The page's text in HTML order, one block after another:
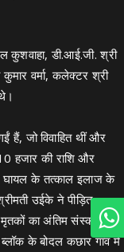
कुशवाहा, डी.आई.जी. श्री
वर्मा, कलेक्टर श्री
हैं, जो विवाहित थीं और
हजार की राशि और
घायल के तत्काल इलाज के
उईके ने पीड़ित
मृतकों का अंतिम संस्कार
के बोदल कछार गांव में